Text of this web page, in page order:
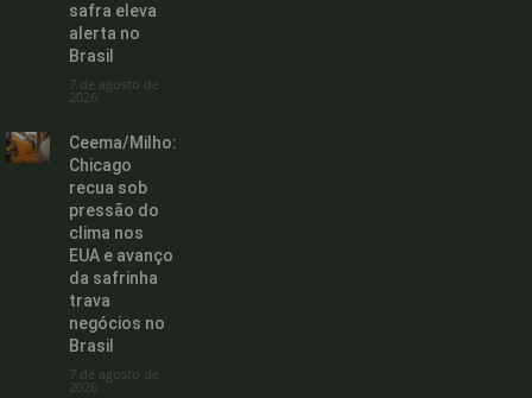
safra eleva
alerta no
Brasil
7 de agosto de
2026
Ceema/Milho:
Chicago
recua sob
pressão do
clima nos
EUA e avanço
da safrinha
trava
negócios no
Brasil
7 de agosto de
2026